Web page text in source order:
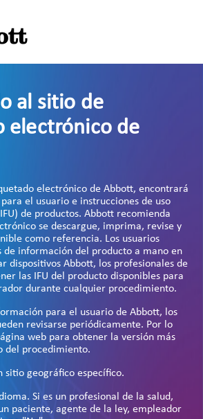
al sitio de
electrónico de
electrónico de Abbott, encontrará
el usuario e instrucciones de uso
de productos. Abbott recomienda
se descargue, imprima, revise y
como referencia. Los usuarios
de información del producto a mano en
dispositivos Abbott, los profesionales de
las IFU del producto disponibles para
durante cualquier procedimiento.
para el usuario de Abbott, los
revisarse periódicamente. Por lo
web para obtener la versión más
del procedimiento.
sitio geográfico específico.
Si es un profesional de la salud,
paciente, agente de la ley, empleador